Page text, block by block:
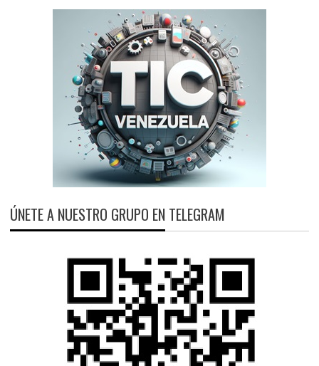
ÚNETE A NUESTRO GRUPO EN TELEGRAM